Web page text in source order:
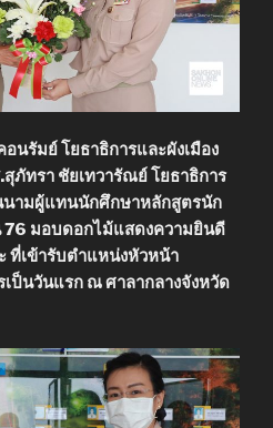
นรัมย์ โยธาธิการและผังเมือง
ภัทรา ชัยเทวารัณย์ โยธาธิการ
นามผู้แทนนักศึกษาหลักสูตรนัก
76 มอบดอกไม้แสดงความยินดี
ที่เข้ารับตำแหน่งหัวหน้า
ป็นวันแรก ณ ศาลากลางจังหวัด